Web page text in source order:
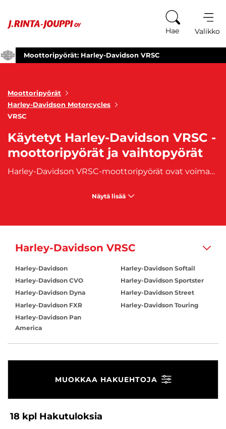
Hae Valikko
Moottoripyörät: Harley-Davidson VRSC
Moottoripyörät
Harley-Davidson Motorcycles
VRSC
Käytetyt Harley-Davidson VRSC -
moottoripyörät ja vaihtopyörät
Harley-Davidson VRSC-moottoripyörät ovat voiman ja tyylin mestariteoksia. Astu satulaan ja koe moottoripyöräily, joka yhdistää vauhdin, voiman ja Harley-Davidsonin perinteen VRSC-malliston ohjastuksessa. Harley-Davidson VRSC-moottoripyörät, tunnettuja myös V-Rod-nimellä, ovat merkki voimasta ja suorituskyvystä moottoripyöräilyn maailmassa. VRSC-malliston moottorit ovat teknologian huipulla tarjoten vääntöä ja tehoa jokaisella kaasun painalluksella. Aerodynaaminen muotoilu ja aggressiivinen ulkonäkö tekevät VRSC-mallistosta erottuvan, ja se vetoaa moottoripyöräilijöihin, jotka arvostavat tehokasta suorituskykyä ja ainutlaatuista designia. Olipa matkasi sitten kaupungin sykkeessä tai maanteiden äärellä, VRSC tarjoaa vauhtia ja voimaa, joka jää mieleesi. Hanki oma Harley-Davidson VRSC-moottoripyöräsi ja sukella voiman ja tyylin maailmaan. Tutustu valikoimaamme nyt ja löydä se täydellinen VRSC-malli, joka täyttää moottoripyöräilyn intohimosi.
Näytä lisää
Harley-Davidson VRSC
Harley-Davidson
Harley-Davidson CVO
Harley-Davidson Dyna
Harley-Davidson FXR
Harley-Davidson Pan
America
Harley-Davidson Softail
Harley-Davidson Sportster
Harley-Davidson Street
Harley-Davidson Touring
MUOKKAA HAKUEHTOJA
18 kpl Hakutuloksia